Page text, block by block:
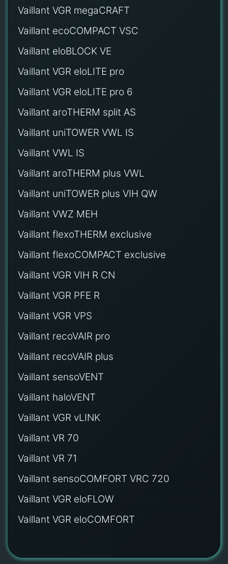
Vaillant VGR megaCRAFT
Vaillant ecoCOMPACT VSC
Vaillant eloBLOCK VE
Vaillant VGR eloLITE pro
Vaillant VGR eloLITE pro 6
Vaillant aroTHERM split AS
Vaillant uniTOWER VWL IS
Vaillant VWL IS
Vaillant aroTHERM plus VWL
Vaillant uniTOWER plus VIH QW
Vaillant VWZ MEH
Vaillant flexoTHERM exclusive
Vaillant flexoCOMPACT exclusive
Vaillant VGR VIH R CN
Vaillant VGR PFE R
Vaillant VGR VPS
Vaillant recoVAIR pro
Vaillant recoVAIR plus
Vaillant sensoVENT
Vaillant haloVENT
Vaillant VGR vLINK
Vaillant VR 70
Vaillant VR 71
Vaillant sensoCOMFORT VRC 720
Vaillant VGR eloFLOW
Vaillant VGR eloCOMFORT